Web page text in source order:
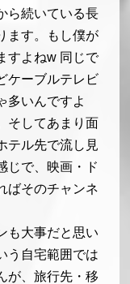
ら続いている長
ます。もし僕が
すよねw 同じで
ケーブルテレビ
多いんですよ
そしてあまり面
テル先で流し見
じで、映画・ド
ばそのチャンネ
も大事だと思い
う自宅範囲では
が、旅行先・移